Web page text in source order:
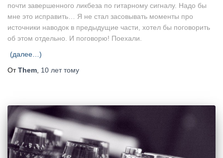
почти завершенного ликбеза по гитарному сигналу. Надо бы
мне это исправить… Я не стал засовывать моменты про
источники наводок в предыдущие части, хотел бы поговорить
об этом отдельно. И поговорю! Поехали.
(далее…)
ОтThem 10 леттому